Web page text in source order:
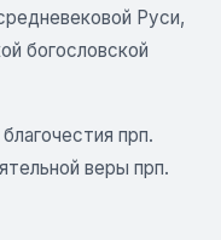
Руси,
богословской
прп.
веры прп.